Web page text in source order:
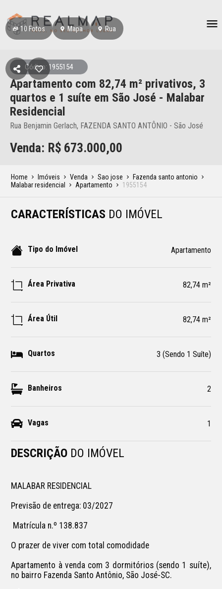
10 Fotos Mapa Rua
Código: 1955154
Apartamento com 82,74 m² privativos, 3
quartos e 1 suíte em São José - Malabar
Residencial
Rua Benjamin Gerlach, FAZENDA SANTO ANTÔNIO - São José
Venda: R$ 673.000,00
Home Imóveis Venda Sao jose
Fazenda santo antonio
Malabar residencial
Apartamento 1955154
CARACTERÍSTICAS DO IMÓVEL
Tipo do Imóvel Apartamento
Área Privativa 82,74 m²
Área Útil 82,74 m²
Quartos 3 (Sendo 1 Suíte)
Banheiros 2
Vagas 1
DESCRIÇÃO DO IMÓVEL
MALABAR RESIDENCIAL
Previsão de entrega: 03/2027
O prazer de viver com total comodidade
Apartamento à venda com 3 dormitórios (sendo 1 suíte),
no bairro Fazenda Santo Antônio, São José-SC.